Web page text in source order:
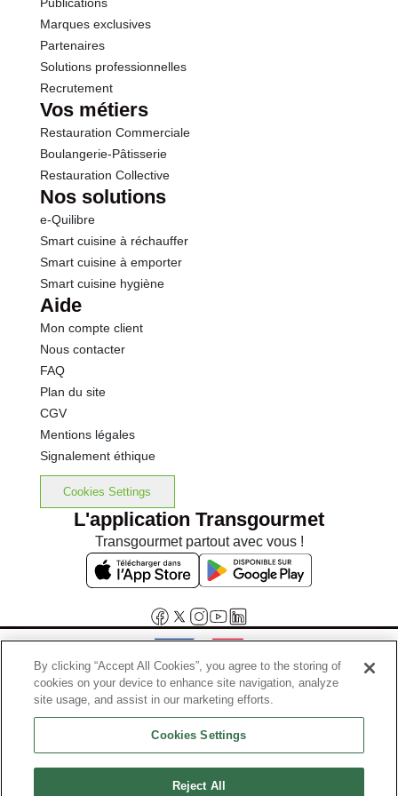
Sodium
Marques exclusives
Partenaires
Solutions professionnelles
Recrutement
Vos métiers
Restauration Commerciale
Boulangerie-Pâtisserie
Restauration Collective
Nos solutions
e-Quilibre
Smart cuisine à réchauffer
Smart cuisine à emporter
Smart cuisine hygiène
Aide
Mon compte client
Nous contacter
FAQ
Plan du site
CGV
Mentions légales
Signalement éthique
Cookies Settings
L'application Transgourmet
Transgourmet partout avec vous !
Interdiction de vente de boissons alcooliques aux mineurs de
moins de 18 ans
La preuve de majorité de l'acheteur est exigée au moment de la vente
Code de la santé publique, Aar.l.3342-1 et l.3353-3
By clicking “Accept All Cookies”, you agree to the storing of
cookies on your device to enhance site navigation, analyze
site usage, and assist in our marketing efforts.
Cookies Settings
Reject All